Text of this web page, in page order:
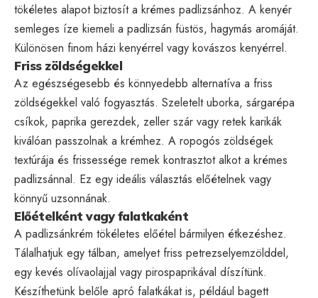
tökéletes alapot biztosít a krémes padlizsánhoz. A kenyér
semleges íze kiemeli a padlizsán füstös, hagymás aromáját.
Különösen finom házi kenyérrel vagy kovászos kenyérrel.
Friss zöldségekkel
Az egészségesebb és könnyedebb alternatíva a friss
zöldségekkel való fogyasztás. Szeletelt uborka, sárgarépa
csíkok, paprika gerezdek, zeller szár vagy retek karikák
kiválóan passzolnak a krémhez. A ropogós zöldségek
textúrája és frissessége remek kontrasztot alkot a krémes
padlizsánnal. Ez egy ideális választás előételnek vagy
könnyű uzsonnának.
Előételként vagy falatkaként
A padlizsánkrém tökéletes előétel bármilyen étkezéshez.
Tálalhatjuk egy tálban, amelyet friss petrezselyemzölddel,
egy kevés olívaolajjal vagy pirospaprikával díszítünk.
Készíthetünk belőle apró falatkákat is, például bagett